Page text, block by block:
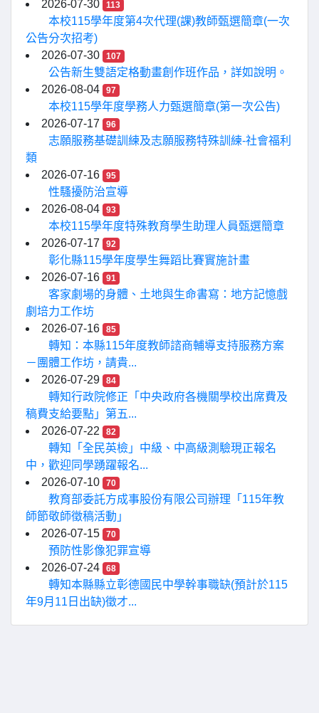
2026-07-30
113
本校115學年度第4次代理(課)教師甄選簡章(一次
公告分次招考)
2026-07-30
107
公告新生雙語定格動畫創作班作品，詳如說明。
2026-08-04
97
本校115學年度學務人力甄選簡章(第一次公告)
2026-07-17
96
志願服務基礎訓練及志願服務特殊訓練-社會福利
類
2026-07-16
95
性騷擾防治宣導
2026-08-04
93
本校115學年度特殊教育學生助理人員甄選簡章
2026-07-17
92
彰化縣115學年度學生舞蹈比賽實施計畫
2026-07-16
91
客家劇場的身體、土地與生命書寫：地方記憶戲
劇培力工作坊
2026-07-16
85
轉知：本縣115年度教師諮商輔導支持服務方案
－團體工作坊，請貴...
2026-07-29
84
轉知行政院修正「中央政府各機關學校出席費及
稿費支給要點」第五...
2026-07-22
82
轉知「全民英檢」中級、中高級測驗現正報名
中，歡迎同學踴躍報名...
2026-07-10
70
教育部委託方成事股份有限公司辦理「115年教
師節敬師徵稿活動」
2026-07-15
70
預防性影像犯罪宣導
2026-07-24
68
轉知本縣縣立彰德國民中學幹事職缺(預計於115
年9月11日出缺)徵才...